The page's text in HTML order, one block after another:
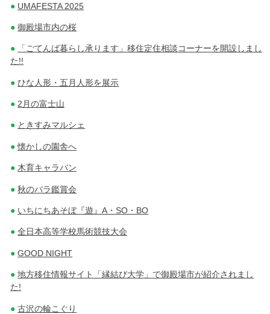
UMAFESTA 2025
御殿場市内の桜
「ごてんば暮らし承ります」移住定住相談コーナーを開設しまし
た!!
ひな人形・五月人形を展示
2月の富士山
ときすみマルシェ
懐かしの園舎へ
木育キャラバン
秋のバラ鑑賞会
いちにちあそぼ『遊』A・SO・BO
全日本高等学校馬術競技大会
GOOD NIGHT
地方移住情報サイト「縁結び大学」で御殿場市が紹介されまし
た!
古沢の輪こぐり